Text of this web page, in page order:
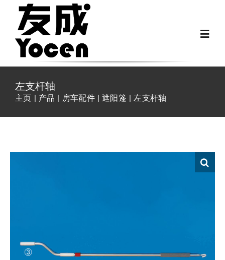
下载
左支杆轴
主页 产品 房车配件 遮阳篷 左支杆轴